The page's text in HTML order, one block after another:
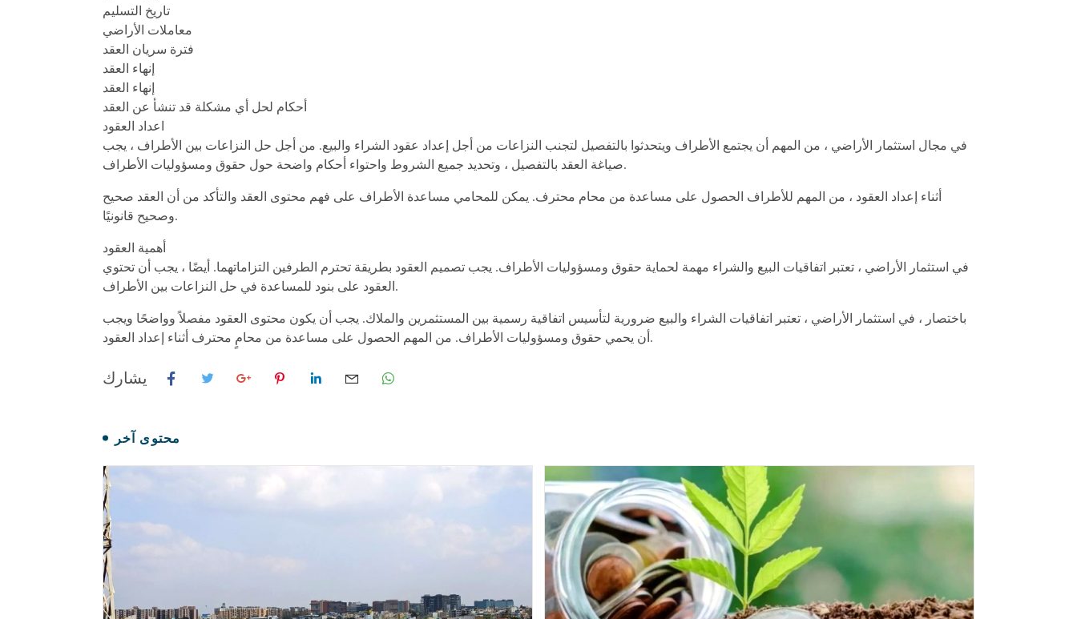
تاريخ التسليم
معاملات الأراضي
فترة سريان العقد
إنهاء العقد
إنهاء العقد
أحكام لحل أي مشكلة قد تنشأ عن العقد
اعداد العقود
في مجال استثمار الأراضي ، من المهم أن يجتمع الأطراف ويتحدثوا بالتفصيل لتجنب النزاعات من أجل إعداد عقود الشراء والبيع. من أجل حل النزاعات بين الأطراف ، يجب
صياغة العقد بالتفصيل ، وتحديد جميع الشروط واحتواء أحكام واضحة حول حقوق ومسؤوليات الأطراف.
أثناء إعداد العقود ، من المهم للأطراف الحصول على مساعدة من محام محترف. يمكن للمحامي مساعدة الأطراف على فهم محتوى العقد والتأكد من أن العقد صحيح
وصحيح قانونيًا.
أهمية العقود
في استثمار الأراضي ، تعتبر اتفاقيات البيع والشراء مهمة لحماية حقوق ومسؤوليات الأطراف. يجب تصميم العقود بطريقة تحترم الطرفين التزاماتهما. أيضًا ، يجب أن تحتوي
العقود على بنود للمساعدة في حل النزاعات بين الأطراف.
باختصار ، في استثمار الأراضي ، تعتبر اتفاقيات الشراء والبيع ضرورية لتأسيس اتفاقية رسمية بين المستثمرين والملاك. يجب أن يكون محتوى العقود مفصلاً وواضحًا ويجب
أن يحمي حقوق ومسؤوليات الأطراف. من المهم الحصول على مساعدة من محامٍ محترف أثناء إعداد العقود.
يشارك
محتوى آخر